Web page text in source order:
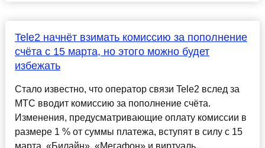
Tele2 начнёт взимать комиссию за пополнение
счёта с 15 марта, но этого можно будет
избежать
Стало известно, что оператор связи Tele2 вслед за
МТС вводит комиссию за пополнение счёта.
Изменения, предусматривающие оплату комиссии в
размере 1 % от суммы платежа, вступят в силу с 15
марта. «Билайн», «Мегафон» и виртуаль...